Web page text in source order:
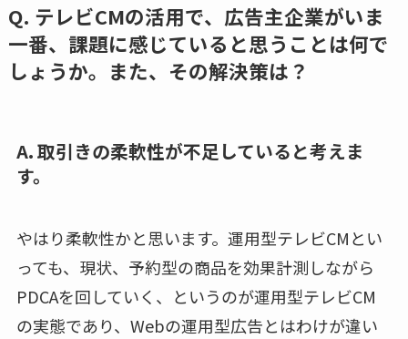
Q. テレビCMの活用で、広告主企業がいま
一番、課題に感じていると思うことは何で
しょうか。また、その解決策は？
A. 取引きの柔軟性が不足していると考えま
す。
やはり柔軟性かと思います。運用型テレビCMとい
っても、現状、予約型の商品を効果計測しながら
PDCAを回していく、というのが運用型テレビCM
の実態であり、Webの運用型広告とはわけが違い